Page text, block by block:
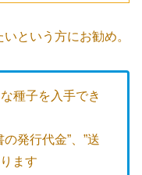
という方にお勧め。
種子を入手でき
発行代金”、”送
ます